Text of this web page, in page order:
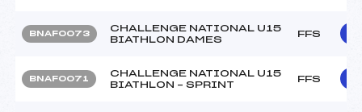
BNAF0073
CHALLENGE NATIONAL U15
BIATHLON DAMES
FFS
BNAF0071
CHALLENGE NATIONAL U15
BIATHLON – SPRINT
FFS